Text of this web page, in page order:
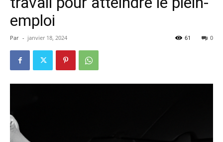
emploi
Par - janvier 18, 2024 0
61